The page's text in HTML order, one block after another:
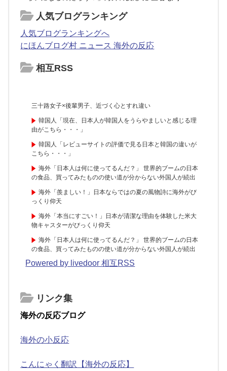
人気ブログランキング
人気ブログランキングへ
にほんブログ村 ニュース 海外の反応
相互RSS
三十路女子×後輩男子、近づく心とすれ違い
韓国人「現在、日本人が韓国人をうらやましいと感じる理
由がこちら・・・」
韓国人「レビューサイトの評価で見る日本と韓国の違いが
こちら・・・」
海外「日本人は何に使ってるんだ？」 世界的ブームの日本
の食品、買ってみたものの使い道が分からない外国人が続出
海外「羨ましい！」日本ならではの夏の風物詩に海外がび
っくり仰天
海外「本当にすごい！」日本が清潔な理由を体験した米大
物キャスターがびっくり仰天
海外「日本人は何に使ってるんだ？」 世界的ブームの日本
の食品、買ってみたものの使い道が分からない外国人が続出
Powered by livedoor 相互RSS
リンク集
海外の反応ブログ
海外の小反応
こんにゃく翻訳【海外の反応】